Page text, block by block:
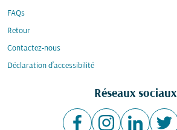
FAQs
Retour
Contactez-nous
Déclaration d’accessibilité
Réseaux sociaux